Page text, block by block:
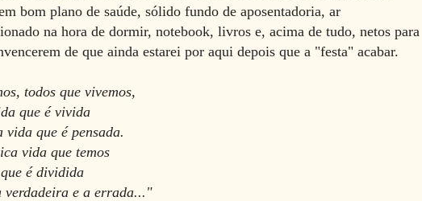
bom plano de saúde, sólido fundo de aposentadoria, ar
na hora de dormir, notebook, livros e, acima de tudo, netos para
de que ainda estarei por aqui depois que a "festa" acabar.
todos que vivemos,
que é vivida
vida que é pensada.
vida que temos
é dividida
verdadeira e a errada..."